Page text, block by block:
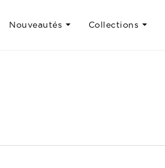
Nouveautés Collections